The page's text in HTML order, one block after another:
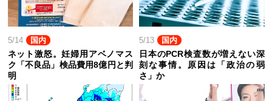
5/14 国内
ネット激怒。妊婦用アベノマス
ク「不良品」検品費用8億円と判
明
5/13 国内
日本のPCR検査数が増えない深
刻な事情。原因は「政治の弱
さ」か